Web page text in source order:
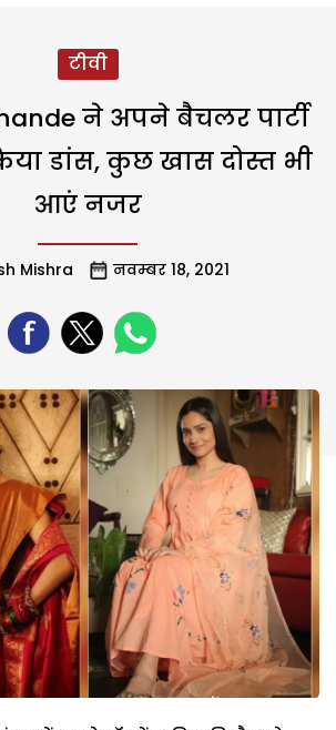
टीवी
ने अपने बैचलर पार्टी
डांस, कुछ खास दोस्त भी
आएं नजर
Mishra नवम्बर 18, 2021